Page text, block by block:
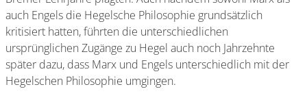
auch Engels die Hegelsche Philosophie grundsätzlich
kritisiert hatten, führten die unterschiedlichen
ursprünglichen Zugänge zu Hegel auch noch Jahrzehnte
später dazu, dass Marx und Engels unterschiedlich mit der
Hegelschen Philosophie umgingen.